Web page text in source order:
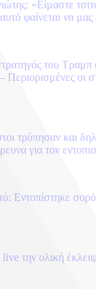
«Είμαστε
φαίνεται να μας
του Τραμπ
οι
τρύπησαν και
για τον
Εντοπίστηκε
την ολική